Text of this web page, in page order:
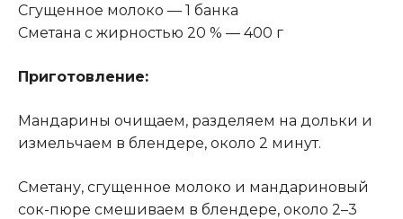
Сгущенное молоко — 1 банка
Сметана с жирностью 20 % — 400 г
Приготовление:
Мандарины очищаем, разделяем на дольки и
измельчаем в блендере, около 2 минут.
Сметану, сгущенное молоко и мандариновый
сок-пюре смешиваем в блендере, около 2–3